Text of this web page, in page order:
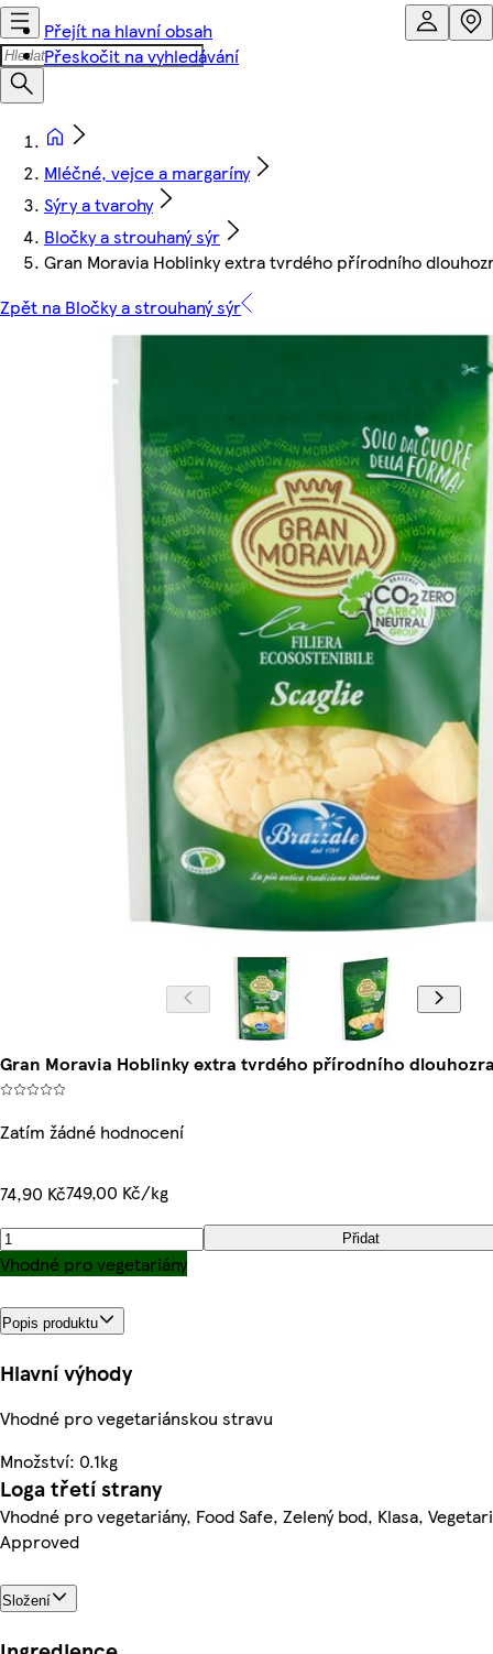
Přejít na hlavní obsah
Přeskočit na vyhledávání
Mléčné, vejce a margaríny
Sýry a tvarohy
Bločky a strouhaný sýr
Gran Moravia Hoblinky extra tvrdého přírodního
Zpět na Bločky a strouhaný sýr
Gran Moravia Hoblinky extra tvrdého přírodního
Zatím žádné hodnocení
74,90 Kč749,00 Kč/kg
Přidat
Vhodné pro vegetariány
Popis produktu
Hlavní výhody
Vhodné pro vegetariánskou stravu
Množství: 0.1kg
Loga třetí strany
Vhodné pro vegetariány, Food Safe, Zelený bod, Klasa,
Approved
Složení